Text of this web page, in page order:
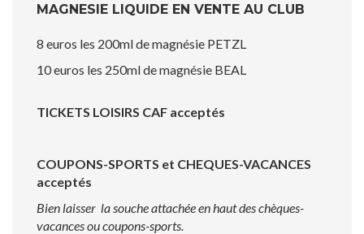
MAGNESIE LIQUIDE EN VENTE AU CLUB
8 euros les 200ml de magnésie PETZL
10 euros les 250ml de magnésie BEAL
TICKETS LOISIRS CAF acceptés
COUPONS-SPORTS et CHEQUES-VACANCES
acceptés
Bien laisser la souche attachée en haut des chèques-
vacances ou coupons-sports.